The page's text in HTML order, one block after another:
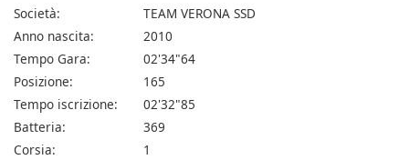
Società:
TEAM VERONA SSD
Anno nascita:
2010
Tempo Gara:
02'34"64
Posizione:
165
Tempo iscrizione:
02'32"85
Batteria:
369
Corsia:
1